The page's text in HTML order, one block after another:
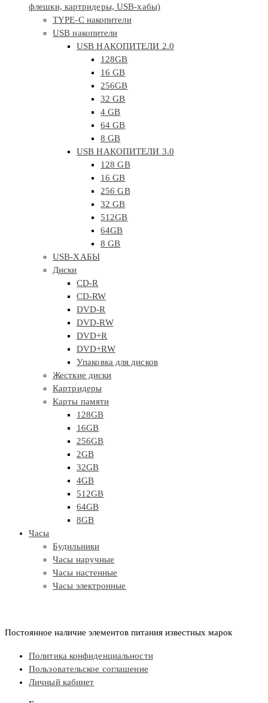
флешки, картридеры, USB-хабы)
TYPE-C накопители
USB накопители
USB НАКОПИТЕЛИ 2.0
128GB
16 GB
256GB
32 GB
4 GB
64 GB
8 GB
USB НАКОПИТЕЛИ 3.0
128 GB
16 GB
256 GB
32 GB
512GB
64GB
8 GB
USB-ХАБЫ
Диски
CD-R
CD-RW
DVD-R
DVD-RW
DVD+R
DVD+RW
Упаковка для дисков
Жесткие диски
Картридеры
Карты памяти
128GB
16GB
256GB
2GB
32GB
4GB
512GB
64GB
8GB
Часы
Будильники
Часы наручные
Часы настенные
Часы электронные
Постоянное наличие элементов питания известных марок
Политика конфиденциальности
Пользовательское соглашение
Личный кабинет